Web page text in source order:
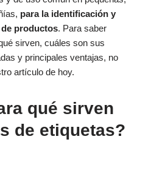
para la identificación y
productos. Para saber
sirven, cuáles son sus
y principales ventajas, no
artículo de hoy.
qué sirven
de etiquetas?